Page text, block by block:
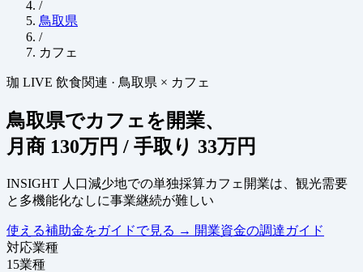
/
鳥取県
/
カフェ
珈 LIVE 飲食関連 · 鳥取県 × カフェ
鳥取県でカフェを開業、
月商 130万円 / 手取り 33万円
INSIGHT 人口減少地での単独採算カフェ開業は、観光需要
と多機能化なしに事業継続が難しい
使える補助金をガイドで見る → 開業資金の調達ガイド
対応業種
15業種